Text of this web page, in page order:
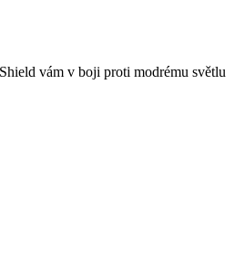
vám v boji proti modrému světlu